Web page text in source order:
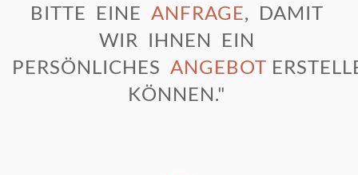
BITTE EINE ANFRAGE, DAMIT
WIR IHNEN EIN
PERSÖNLICHES ANGEBOT
KÖNNEN."